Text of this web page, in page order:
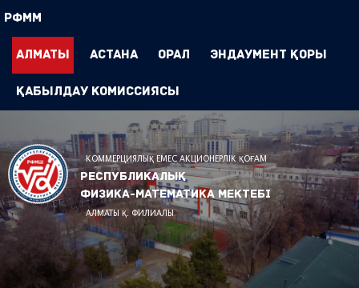
РФММ
Алматы Астана Орал Эндаумент Қоры
Қабылдау комиссиясы
КОММЕРЦИЯЛЫҚ ЕМЕС АКЦИОНЕРЛІК ҚОҒАМ
Республикалық
физика-математика мектебі
АЛМАТЫ Қ. ФИЛИАЛЫ